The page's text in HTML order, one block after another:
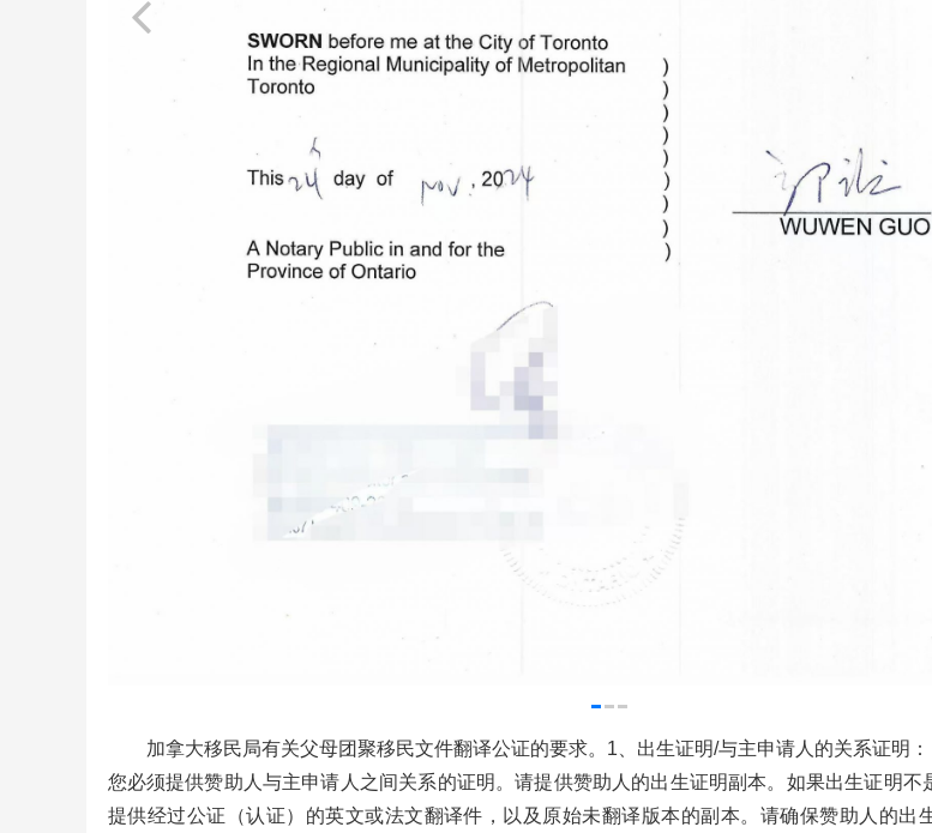
加拿大移民局有关父母团聚移民文件翻译公证的要求。1、出生证明/与主申请人的关系证明：
您必须提供赞助人与主申请人之间关系的证明。请提供赞助人的出生证明副本。如果出生证明不
提供经过公证（认证）的英文或法文翻译件，以及原始未翻译版本的副本。请确保赞助人的出